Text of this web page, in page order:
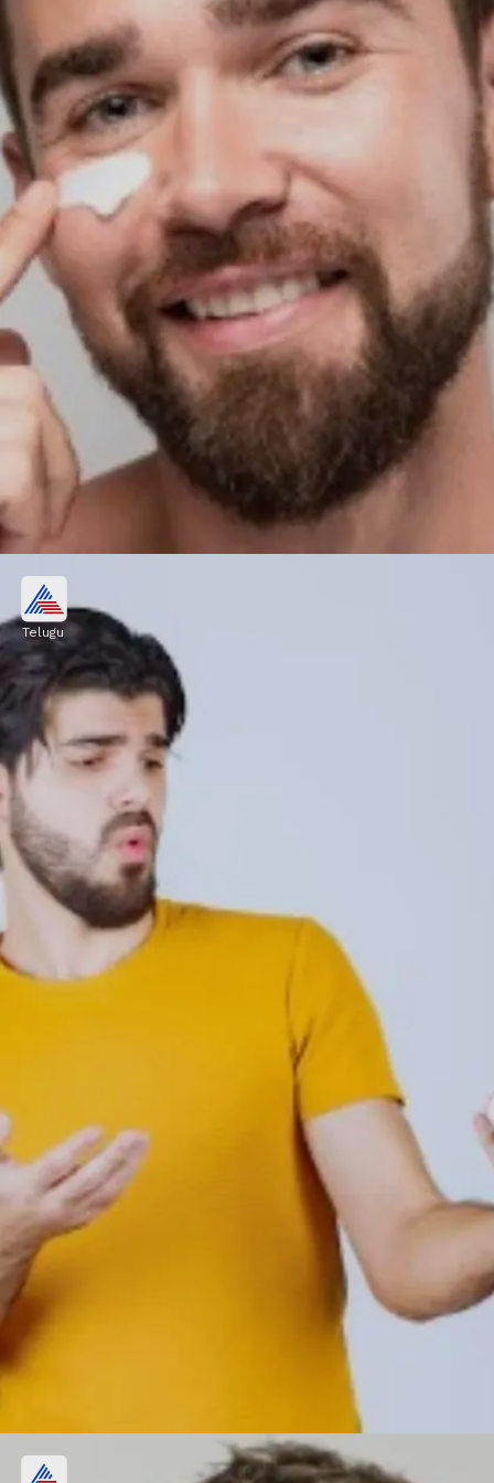
కేవలం అమ్మాయిలే కాదు..అబ్బాయిలు కూడా రోజూ సన్
స్క్రీన్ ను వాడాలి. ఎందుకంటే ఇది చర్మానికి కవచంగా
పనిచేస్తుంది.అందుకే మర్చిపోకుండా బయటకు వెళ్లినప్పుడు
దీన్ని ఖచ్చితంగా అప్లై చేయండి.
Image credits: Freepik
Telugu
పర్ ఫ్యూమ్